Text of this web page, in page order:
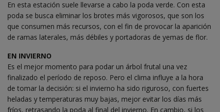
En esta estación suele llevarse a cabo la poda verde. Con esta
poda se busca eliminar los brotes más vigorosos, que son los
que consumen más recursos, con el fin de provocar la aparición
de ramas laterales, más débiles y portadoras de yemas de flor.
EN INVIERNO
Es el mejor momento para podar un árbol frutal una vez
finalizado el período de reposo. Pero el clima influye a la hora
de tomar la decisión: si el invierno ha sido riguroso, con fuertes
heladas y temperaturas muy bajas, mejor evitar los días más
fríos, retrasando la poda al final del invierno. En cambio, si los